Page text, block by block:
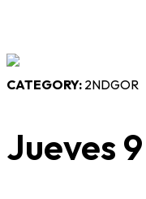
CATEGORY: 2NDGOR
Jueves